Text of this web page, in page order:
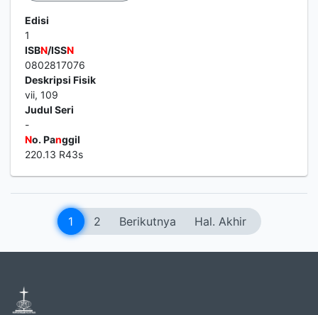
Edisi
1
ISBN/ISSN
0802817076
Deskripsi Fisik
vii, 109
Judul Seri
-
No. Panggil
220.13 R43s
1 2 Berikutnya Hal. Akhir